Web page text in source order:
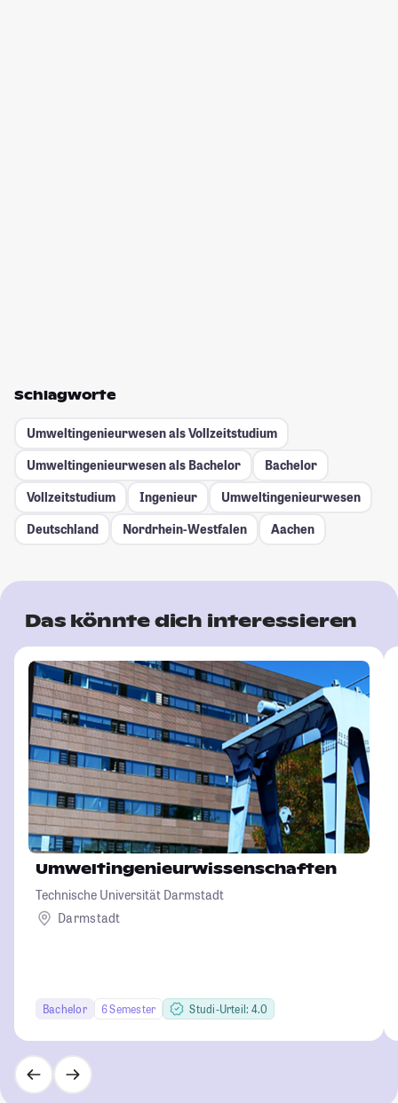
Schlagworte
Umweltingenieurwesen als Vollzeitstudium
Umweltingenieurwesen als Bachelor
Bachelor
Vollzeitstudium
Ingenieur
Umweltingenieurwesen
Deutschland
Nordrhein-Westfalen Aachen
Das könnte dich interessieren
Umweltingenieurwissenschaften
Technische Universität Darmstadt
Darmstadt
Bachelor 6 Semester Studi-Urteil: 4.0